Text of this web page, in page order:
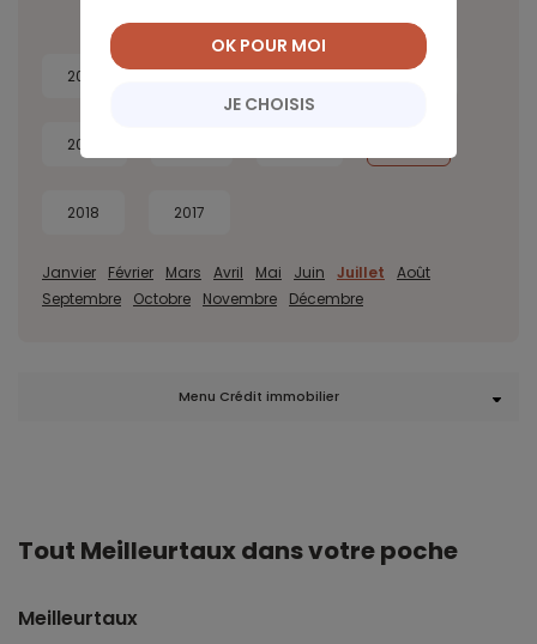
2026 2025 2024 2023
2022
2018 2017
Janvier Février Mars Avril Mai Juin Juillet
Août
Septembre
Octobre Novembre Décembre
Menu Crédit immobilier
Tout Meilleurtaux dans votre poche
Meilleurtaux
JE CHOISIS
OK POUR MOI